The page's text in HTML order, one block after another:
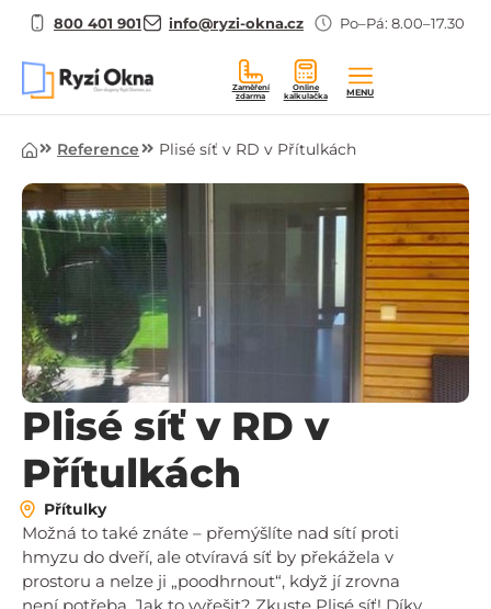
800 401 901 info@ryzi-okna.cz Po–Pá: 8.00–17.30
Zaměření
zdarma
Online
kalkulačka
MENU
ÚvodReference Plisé síť v RD v Přítulkách
Plisé síť v RD v
Přítulkách
Přítulky
Možná to také znáte – přemýšlíte nad sítí proti
hmyzu do dveří, ale otvíravá síť by překážela v
prostoru a nelze ji „poodhrnout“, když jí zrovna